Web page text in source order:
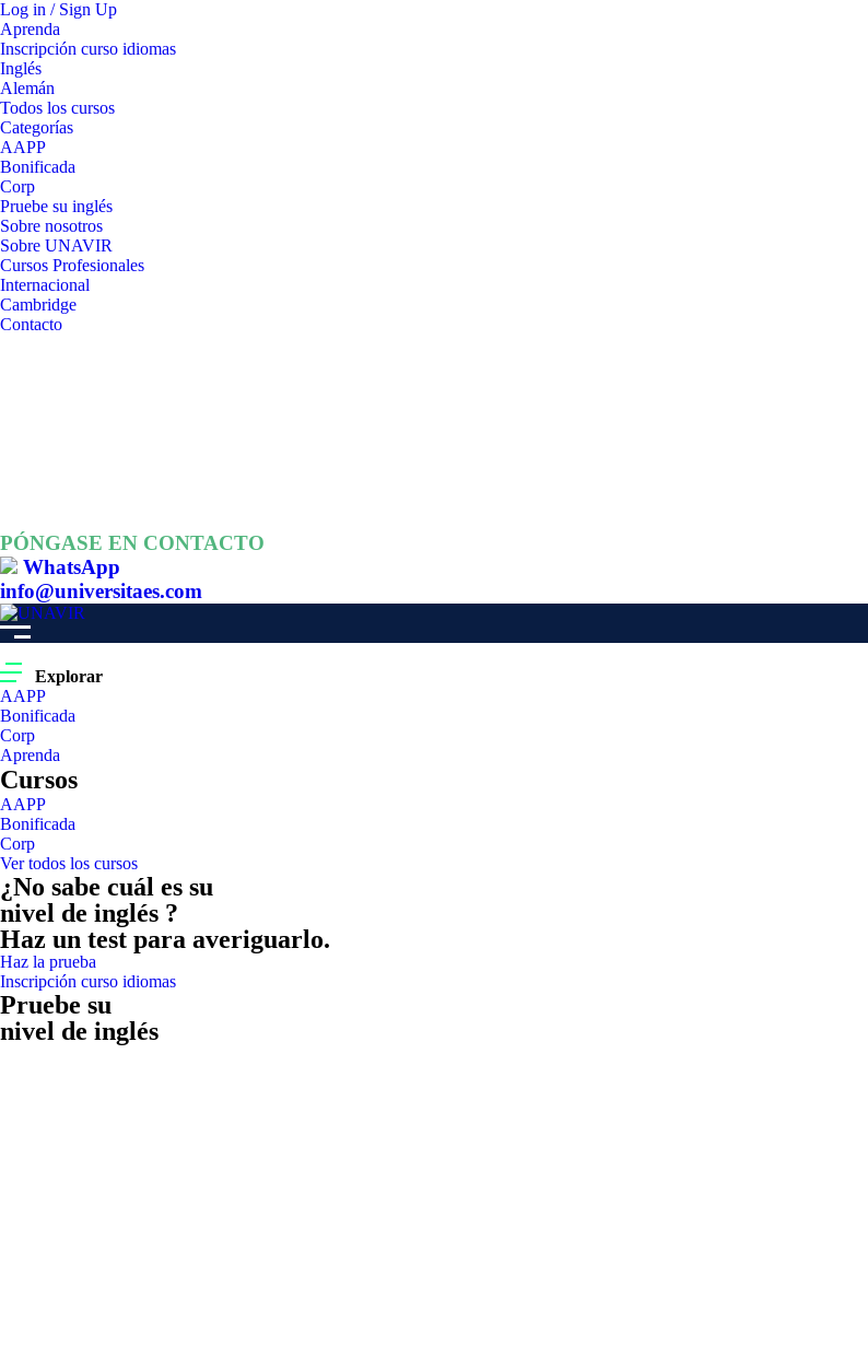
Log in / Sign Up
Aprenda
Inscripción curso idiomas
Inglés
Alemán
Todos los cursos
Categorías
AAPP
Bonificada
Corp
Pruebe su inglés
Sobre nosotros
Sobre UNAVIR
Cursos Profesionales
Internacional
Cambridge
Contacto
PÓNGASE EN CONTACTO
WhatsApp
info@universitaes.com
Explorar
AAPP
Bonificada
Corp
Aprenda
Cursos
AAPP
Bonificada
Corp
Ver todos los cursos
¿No sabe cuál es su
nivel de inglés ?
Haz un test para averiguarlo.
Haz la prueba
Inscripción curso idiomas
Pruebe su
nivel de inglés